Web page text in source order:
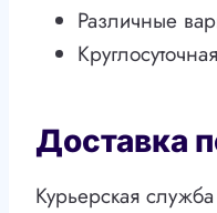
Различные
Доставка
Курьерская